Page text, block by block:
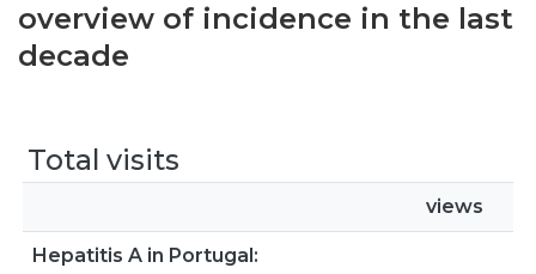
Entities
overview of incidence in the last
decade
Total visits
views
Hepatitis A in Portugal: